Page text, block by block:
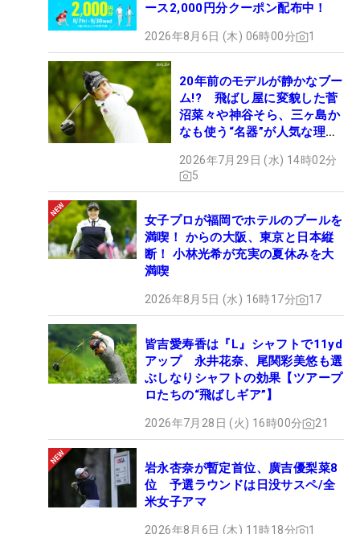
ース2,000円分クーポン配布中！
2026年8月6日 (木) 06時00分 1
20年前のモデルが静かなブー
ム!? 飛ばし屋に変貌した菅
沼菜々や神谷そら、三ヶ島か
なも使う“名器”が人気な理由
ギア”】
2026年7月29日 (水) 14時02分
5
女子プロが福岡でホテルのプールを
満喫！ からの大阪、東京と日本縦
断！ 小林光希が充実の夏休みを大
満喫
2026年8月5日 (水) 16時17分 17
皆吉愛寿香は『L』シャフトで11yd
アップ 永井花奈、尾関彩美悠も選
ぶしなりシャフトの効果【ツアープ
ロたちの“飛ばしギア”】
2026年7月28日 (火) 16時00分 21
岩永杏奈が暫定首位、廣吉優梨菜8
位 予選ラウンドは日没サスペ/全
米女子アマ
2026年8月6日 (木) 11時18分 1